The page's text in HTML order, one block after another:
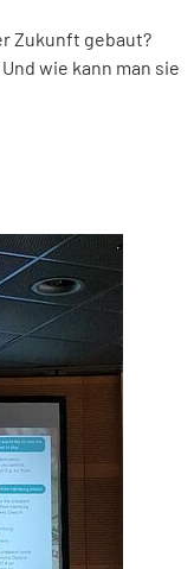
Zukunft gebaut?
wie kann man sie